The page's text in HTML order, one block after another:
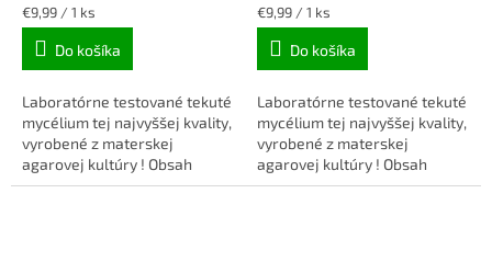
Jednotková
cena:
€9,99 / 1 ks
Do košíka
Laboratórne testované tekuté
mycélium tej najvyššej kvality,
vyrobené z materskej
agarovej kultúry ! Obsah
balenia: 10ml injekčná
Jednotková
cena:
€9,99 / 1 ks
Do košíka
Laboratórne testované tekuté
mycélium tej najvyššej kvality,
vyrobené z materskej
agarovej kultúry ! Obsah
balenia: 10ml injekčná